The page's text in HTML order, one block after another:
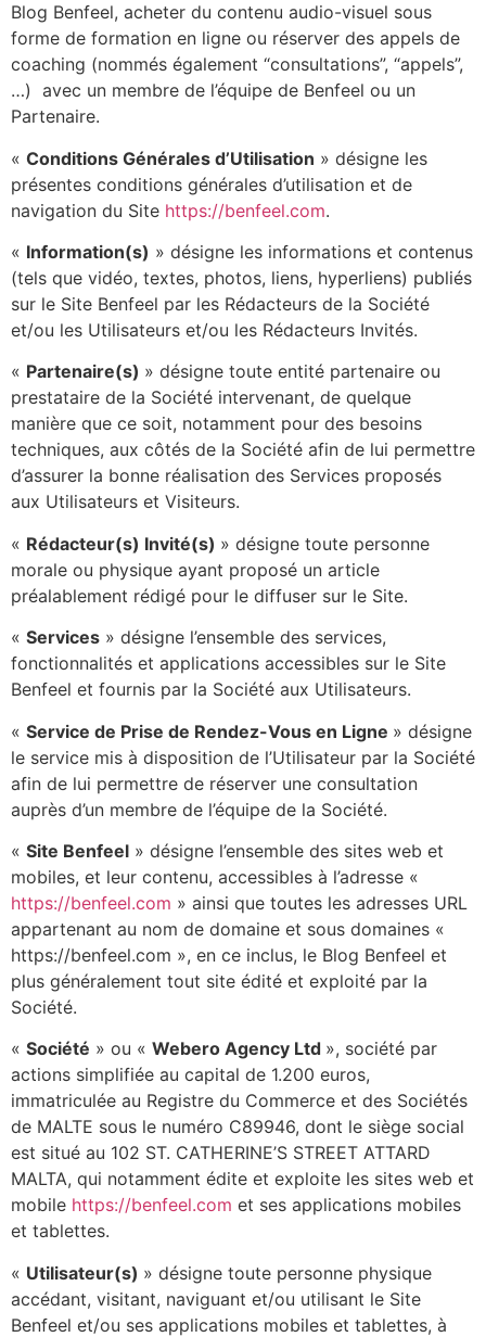
Blog Benfeel, acheter du contenu audio-visuel sous
forme de formation en ligne ou réserver des appels de
coaching (nommés également “consultations”, “appels”,
…) avec un membre de l’équipe de Benfeel ou un
Partenaire.
« Conditions Générales d’Utilisation » désigne les
présentes conditions générales d’utilisation et de
navigation du Site https://benfeel.com.
« Information(s) » désigne les informations et contenus
(tels que vidéo, textes, photos, liens, hyperliens) publiés
sur le Site Benfeel par les Rédacteurs de la Société
et/ou les Utilisateurs et/ou les Rédacteurs Invités.
« Partenaire(s) » désigne toute entité partenaire ou
prestataire de la Société intervenant, de quelque
manière que ce soit, notamment pour des besoins
techniques, aux côtés de la Société afin de lui permettre
d’assurer la bonne réalisation des Services proposés
aux Utilisateurs et Visiteurs.
« Rédacteur(s) Invité(s) » désigne toute personne
morale ou physique ayant proposé un article
préalablement rédigé pour le diffuser sur le Site.
« Services » désigne l’ensemble des services,
fonctionnalités et applications accessibles sur le Site
Benfeel et fournis par la Société aux Utilisateurs.
« Service de Prise de Rendez-Vous en Ligne » désigne
le service mis à disposition de l’Utilisateur par la Société
afin de lui permettre de réserver une consultation
auprès d’un membre de l’équipe de la Société.
« Site Benfeel » désigne l’ensemble des sites web et
mobiles, et leur contenu, accessibles à l’adresse «
https://benfeel.com » ainsi que toutes les adresses URL
appartenant au nom de domaine et sous domaines «
https://benfeel.com », en ce inclus, le Blog Benfeel et
plus généralement tout site édité et exploité par la
Société.
« Société » ou « Webero Agency Ltd », société par
actions simplifiée au capital de 1.200 euros,
immatriculée au Registre du Commerce et des Sociétés
de MALTE sous le numéro C89946, dont le siège social
est situé au 102 ST. CATHERINE’S STREET ATTARD
MALTA, qui notamment édite et exploite les sites web et
mobile https://benfeel.com et ses applications mobiles
et tablettes.
« Utilisateur(s) » désigne toute personne physique
accédant, visitant, naviguant et/ou utilisant le Site
Benfeel et/ou ses applications mobiles et tablettes, à